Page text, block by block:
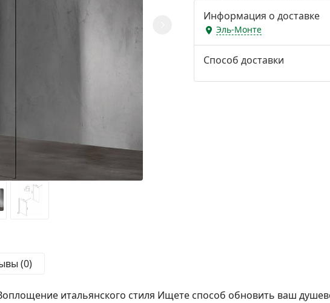
Информация о доставке
Эль-Монте
Способ доставки
(0)
итальянского стиля Ищете способ обновить ваш